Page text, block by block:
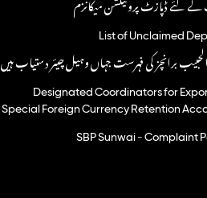
List of Unclaimed
برانچز کی فہرست جہاں وہیل چیئر دستیاب ہیں
Designated Coordinators for
Special Foreign Currency Retention
SBP Sunwai - Complaint